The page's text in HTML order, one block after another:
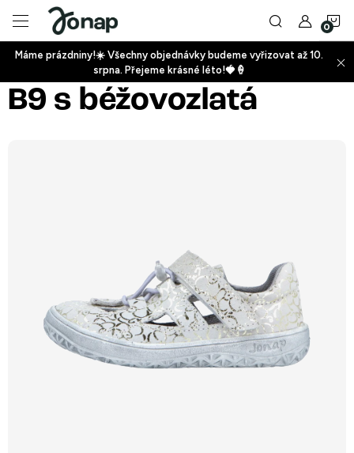
obsah
+
Máme prázdniny!☀️ Všechny objednávky budeme vyřizovat až 10.
srpna. Přejeme krásné léto!🍓🍦
B9 s béžovozlatá